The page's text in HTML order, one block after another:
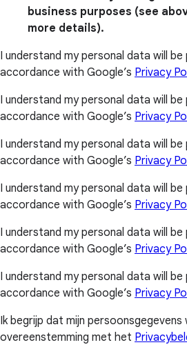
business purposes (see
more details).
I understand my personal data will be
accordance with Google’s Privacy
I understand my personal data will be
accordance with Google’s Privacy
I understand my personal data will be
accordance with Google’s Privacy
I understand my personal data will be
accordance with Google’s Privacy
I understand my personal data will be
accordance with Google’s Privacy
I understand my personal data will be
accordance with Google’s Privacy
Ik begrijp dat mijn
overeenstemming met het